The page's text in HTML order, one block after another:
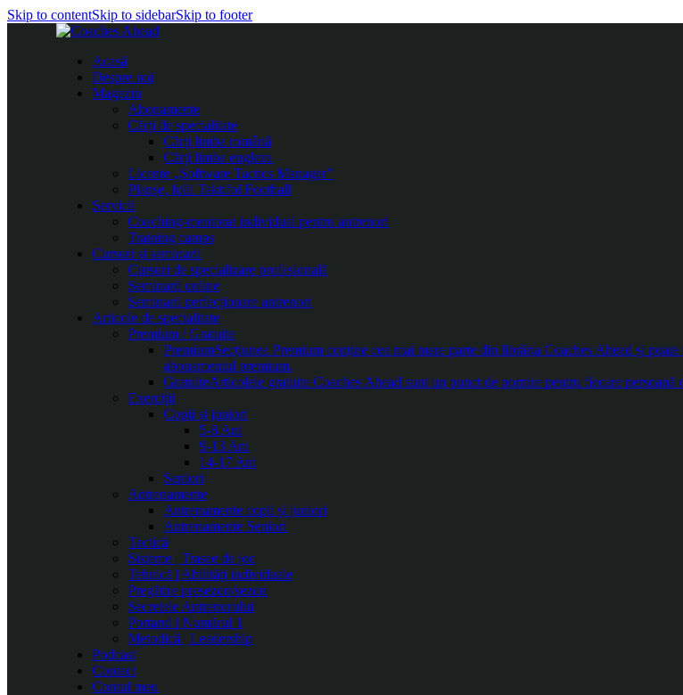
Skip to contentSkip to sidebarSkip to footer
Acasă
Despre noi
Magazin
Abonamente
Cărți de specialitate
Cărți limba română
Cărți limba engleza
Licențe „Software Tactics Manager”
Planșe, folii Taktifol Football
Servicii
Coaching-mentorat individual pentru antrenori
Training camps
Cursuri și seminarii
Cursuri de specializare profesională
Seminarii online
Seminarii perfecționare antrenori
Articole de specialitate
Premium / Gratuite
PremiumSecțiunea Premium conține cea mai mare parte din librăria Coaches Ahead și
abonamentul premium.
GratuiteArticolele gratuite Coaches Ahead sunt un punct de pornire pentru fiecare persoană
Exerciții
Copii și juniori
5-8 Ani
9-13 Ani
14-17 Ani
Seniori
Antrenamente
Antrenamente copii și juniori
Antrenamente Seniori
Tactică
Sisteme | Trasee de joc
Tehnică | Abilități individuale
Pregătire presezon/sezon
Secretele Antrenorului
Portarul | Numărul 1
Metodică | Leadership
Podcast
Contact
Contul meu